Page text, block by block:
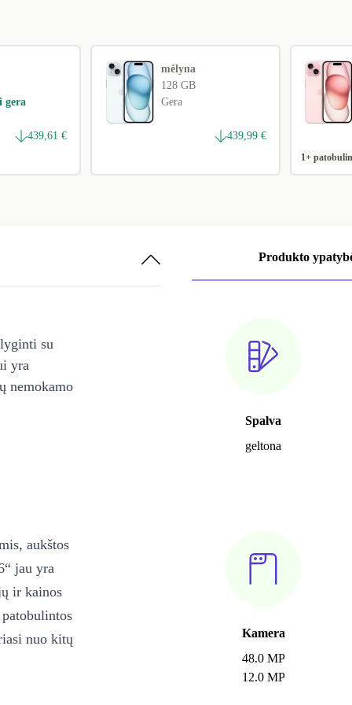
gera
439,61 €
mėlyna
128 GB
Gera
439,99 €
1+
Produkto
Spalva
geltona
Kamera
48.0 MP
12.0 MP
su
yra
nemokamo
aukštos
jau yra
ir kainos
nuo kitų